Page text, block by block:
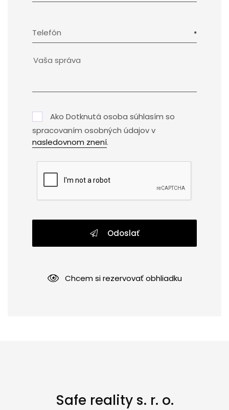
Telefón
Ako Dotknutá osoba súhlasím so
spracovaním osobných údajov v
nasledovnom znení.
Odoslať
Chcem si rezervovať obhliadku
Safe reality s. r. o.